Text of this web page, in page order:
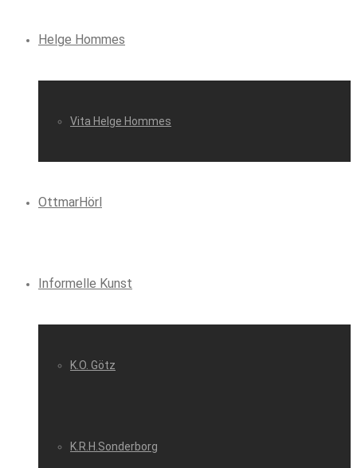
Helge Hommes
Vita Helge Hommes
OttmarHörl
Informelle Kunst
K.O. Götz
K.R.H.Sonderborg